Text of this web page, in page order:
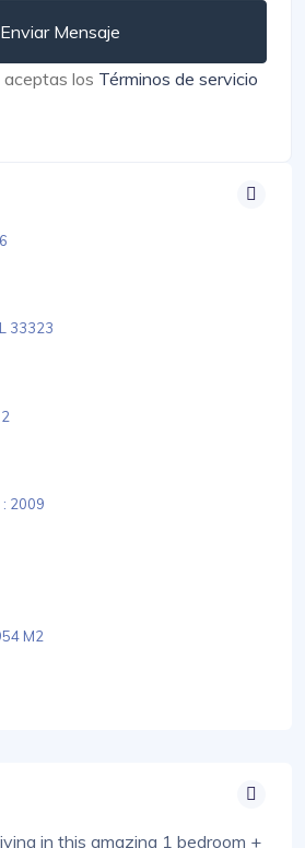
Enviar Mensaje
los Términos de servicio
33323
: 2009
M2
in this amazing 1 bedroom +